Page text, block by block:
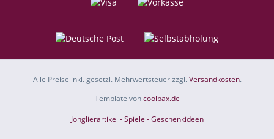
Alle Preise inkl. gesetzl. Mehrwertsteuer zzgl.Versandkosten.
Template voncoolbax.de
Jonglierartikel - Spiele - Geschenkideen